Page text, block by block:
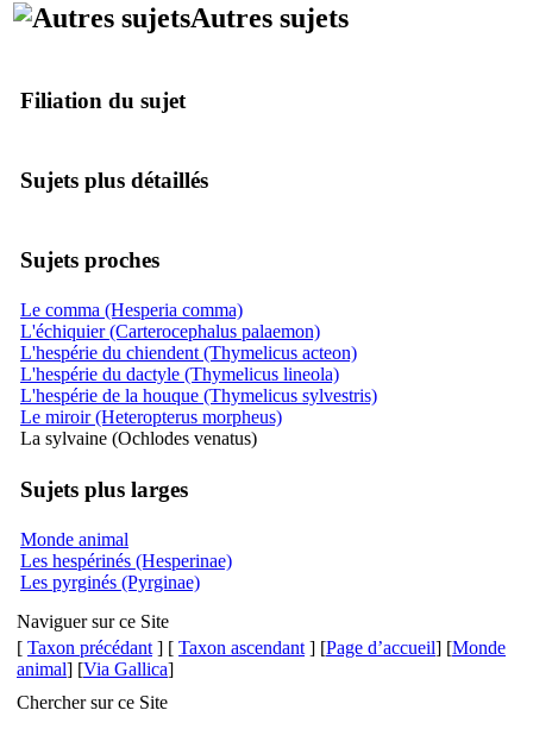
Autres sujets
Filiation du sujet
Sujets plus détaillés
Sujets proches
Le comma (Hesperia comma)
L'échiquier (Carterocephalus palaemon)
L'hespérie du chiendent (Thymelicus acteon)
L'hespérie du dactyle (Thymelicus lineola)
L'hespérie de la houque (Thymelicus sylvestris)
Le miroir (Heteropterus morpheus)
La sylvaine (Ochlodes venatus)
Sujets plus larges
Monde animal
Les hespérinés (Hesperinae)
Les pyrginés (Pyrginae)
Naviguer sur ce Site
[ Taxon précédant ] [ Taxon ascendant ] [Page d’accueil] [Monde
animal] [Via Gallica]
Chercher sur ce Site